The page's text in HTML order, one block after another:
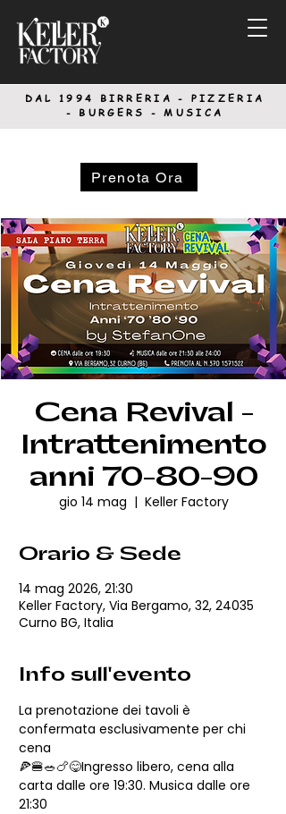
DAL 1994 BIRRERIA - PIZZERIA
- BURGERS - MUSICA
Prenota Ora
Cena Revival -
Intrattenimento
anni 70-80-90
gio 14 mag
  |
Keller Factory
Orario & Sede
14 mag 2026, 21:30
Keller Factory, Via Bergamo, 32, 24035
Curno BG, Italia
Info sull'evento
La prenotazione dei tavoli è
confermata esclusivamente per chi
cena
🍕🍔🥗🍗😋Ingresso libero, cena alla
carta dalle ore 19:30. Musica dalle ore
21:30